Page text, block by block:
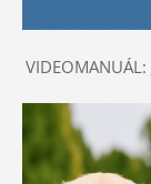
VIDEOMANUÁL: